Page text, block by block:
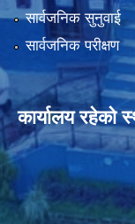
सार्वजनिक सुनुवाई
सार्वजनिक परीक्षण
कार्यालय रहेको